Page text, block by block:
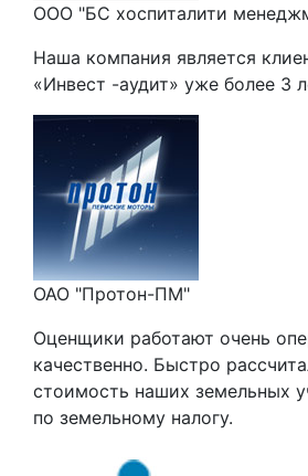
ООО "БС хоспиталити
Наша компания является
«Инвест -аудит» уже более 3
ОАО "Протон-ПМ"
Оценщики работают очень
качественно. Быстро
стоимость наших земельных
по земельному налогу.